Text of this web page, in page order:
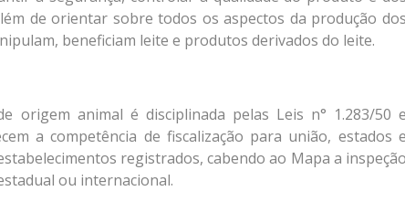
de orientar sobre todos os aspectos da produção dos
beneficiam leite e produtos derivados do leite.
origem animal é disciplinada pelas Leis n° 1.283/50 e
a competência de fiscalização para união, estados e
registrados, cabendo ao Mapa a inspeção
ou internacional.